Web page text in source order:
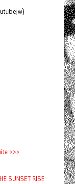
>>>
SUNSET RISE